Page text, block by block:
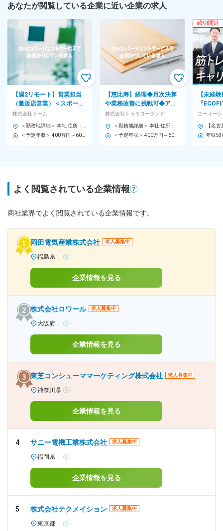
あなたが閲覧している企業に近い企業の求人
【週2リモート】営業担当
（量販店営業）＜スポーツ
を仕事にしたい方歓迎◎＞
『UNDER ARMOUR』
株式会社ドーム
【恵比寿】経理◆月次決算
や業務改善に挑戦可◆アパ
レル大手
『TOMORROWLAND』◆
土日祝休
株式会社トゥモローランド
締切間近
【未経
『
合職と
ンへ配属
エーイー
よく閲覧されている企業情報
商社業界でよく閲覧されている企業情報です。
岡田電気産業株式会社 求人募集中
福島県 -
企業情報を見る
株式会社ロワール 求人募集中
大阪府 -
企業情報を見る
東芝コンシューママーケティング株式会社 求人募集中
神奈川県 -
企業情報を見る
4 サニー電機工業株式会社 求人募集中
福岡県 -
企業情報を見る
5 株式会社テクメイション 求人募集中
東京都 -